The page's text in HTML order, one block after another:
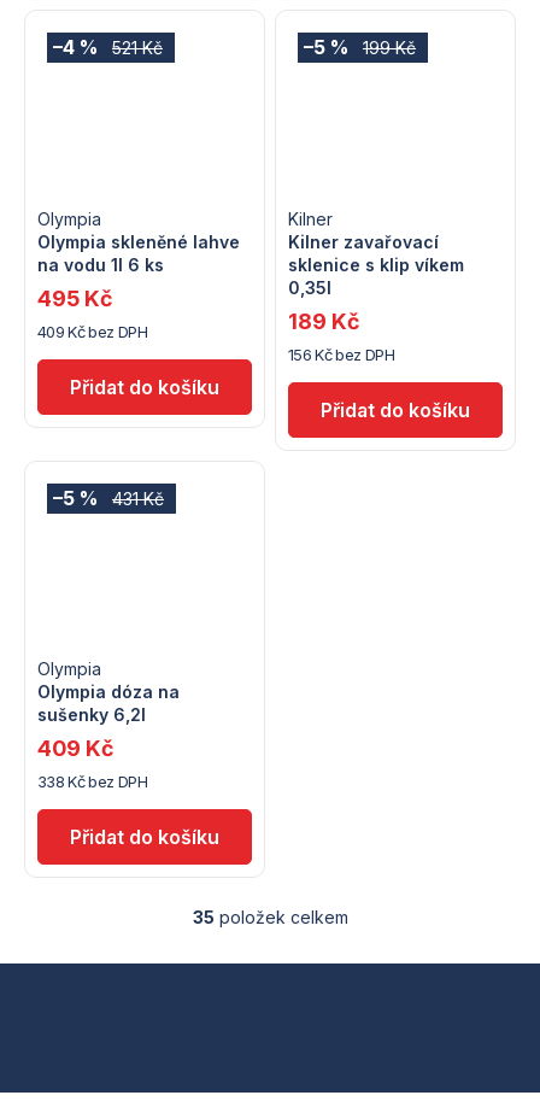
521 Kč
–4 %
Olympia skleněné lahve
na vodu 1l 6 ks
Olympia
409 Kč bez DPH
495 Kč
199 Kč
–5 %
Kilner zavařovací
sklenice s klip víkem
0,35l
Kilner
156 Kč bez DPH
189 Kč
431 Kč
–5 %
Olympia dóza na
sušenky 6,2l
Olympia
338 Kč bez DPH
409 Kč
O
í
35 položek celkem
p